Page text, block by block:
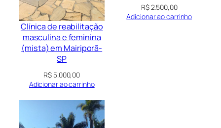
Clínica de reabilitação
masculina e feminina
(mista) em Mairiporã-
SP
R$ 5.000,00
Adicionar ao carrinho
R$2.500,00
Adicionar ao carrinho